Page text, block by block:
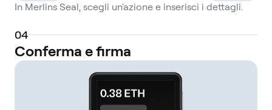
In Merlins Seal, scegli un'azione e inserisci i dettagli.
04
Conferma e firma